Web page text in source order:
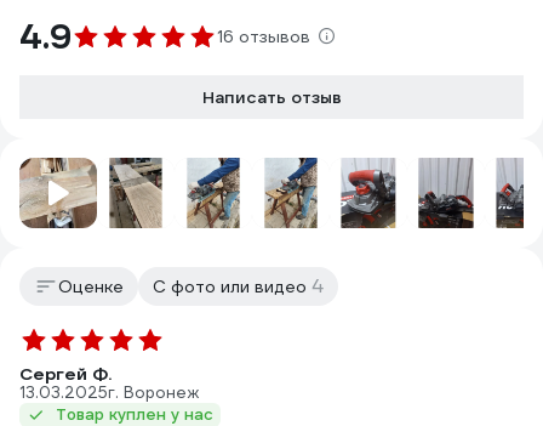
4.9 16 отзывов
Написать отзыв
Оценке С фото или видео 4
Сергей Ф.
13.03.2025г. Воронеж
Товар куплен у нас